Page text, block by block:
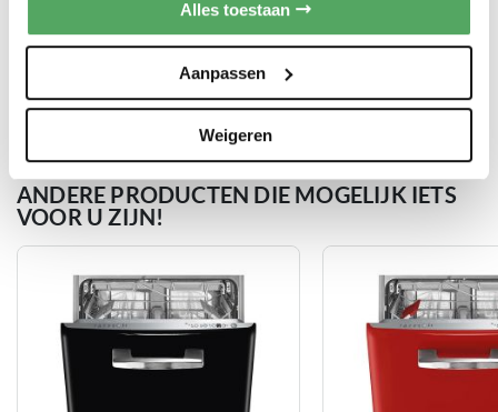
Alles toestaan
Aanpassen
Weigeren
De Smeg STFABCR3 is de opvolger van de Smeg
Onderbouw
2 jaar volledige garantie
Op bestelling leverbaar
Unieke eigenschappen
Hoogte: 81,8 - 88,8 cm
Energieklasse
Bediening
Kleur
Toon alle specificaties
ANDERE PRODUCTEN DIE MOGELIJK IETS
VOOR U ZIJN!